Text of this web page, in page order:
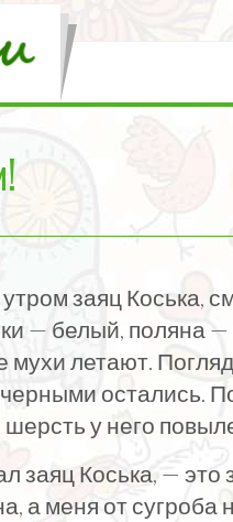
заяц Коська,
— белый, поляна —
мухи летают.
остались.
у него
заяц Коська, —
а меня от